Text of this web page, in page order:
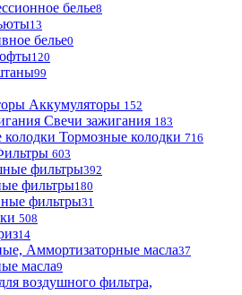
белье8
13
белье0
120
99
Аккумуляторы 152
Свечи зажигания 183
Тормозные колодки 716
603
фильтры392
фильтры180
фильтры31
508
14
Аммортизаторные масла37
масла9
воздушного фильтра,